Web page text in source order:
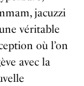
jacuzzi
véritable
où l’on
avec la